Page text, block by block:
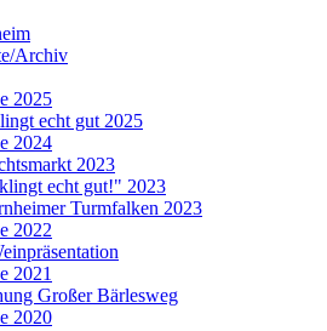
Archiv
2025
echt gut 2025
2024
2023
echt gut!" 2023
Turmfalken 2023
2022
2021
Großer Bärlesweg
2020